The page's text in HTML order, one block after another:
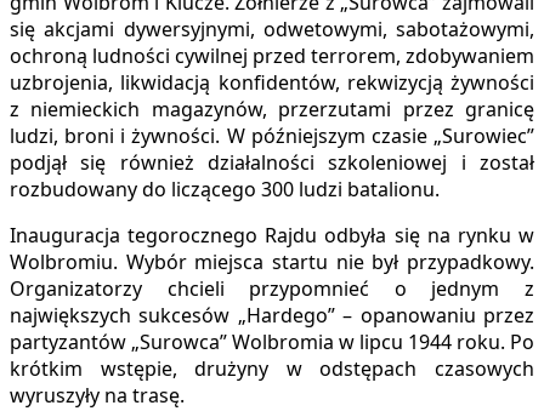
się akcjami dywersyjnymi, odwetowymi, sabotażowymi,
ochroną ludności cywilnej przed terrorem, zdobywaniem
uzbrojenia, likwidacją konfidentów, rekwizycją żywności
z niemieckich magazynów, przerzutami przez granicę
ludzi, broni i żywności. W późniejszym czasie „Surowiec”
podjął się również działalności szkoleniowej i został
rozbudowany do liczącego 300 ludzi batalionu.
Inauguracja tegorocznego Rajdu odbyła się na rynku w
Wolbromiu. Wybór miejsca startu nie był przypadkowy.
Organizatorzy chcieli przypomnieć o jednym z
największych sukcesów „Hardego” – opanowaniu przez
partyzantów „Surowca” Wolbromia w lipcu 1944 roku. Po
krótkim wstępie, drużyny w odstępach czasowych
wyruszyły na trasę.